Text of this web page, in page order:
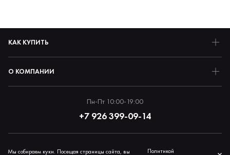
КАК КУПИТЬ
О КОМПАНИИ
Пн-Пт 10:00-19:00
+7 926 399-09-14
Политика обработки персональных данных
Мы собираем куки. Посещая страницы сайта, вы
Политикой